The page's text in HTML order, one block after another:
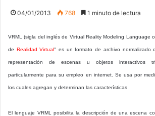
04/01/2013 768 1 minuto de lectura
VRML (sigla del inglés de Virtual Reality Modeling Language
de Realidad Virtual" es un formato de archivo normalizado
representación de escenas u objetos interactivos
particularmente para su empleo en internet. Se usa por
los cuales agregan y determinan las características
El lenguaje VRML posibilita la descripción de una escena